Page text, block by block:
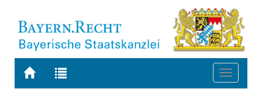
Zur
Zur
Toggle